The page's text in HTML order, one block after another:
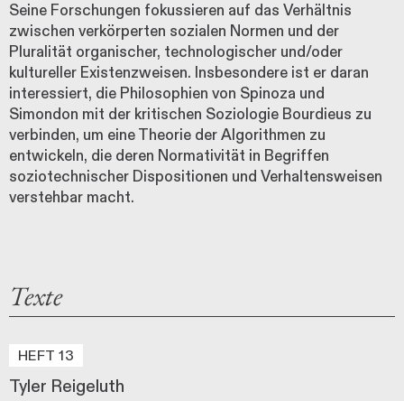
Seine Forschungen fokussieren auf das Verhältnis
zwischen verkörperten sozialen Normen und der
Pluralität organischer, technologischer und/oder
kultureller Existenzweisen. Insbesondere ist er daran
interessiert, die Philosophien von Spinoza und
Simondon mit der kritischen Soziologie Bourdieus zu
verbinden, um eine Theorie der Algorithmen zu
entwickeln, die deren Normativität in Begriffen
soziotechnischer Dispositionen und Verhaltensweisen
verstehbar macht.
Texte
HEFT 13
Tyler Reigeluth